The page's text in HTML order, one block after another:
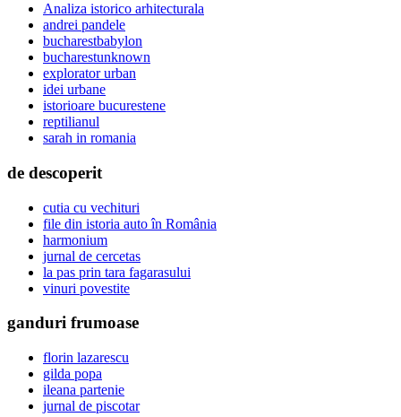
Analiza istorico arhitecturala
andrei pandele
bucharestbabylon
bucharestunknown
explorator urban
idei urbane
istorioare bucurestene
reptilianul
sarah in romania
de descoperit
cutia cu vechituri
file din istoria auto în România
harmonium
jurnal de cercetas
la pas prin tara fagarasului
vinuri povestite
ganduri frumoase
florin lazarescu
gilda popa
ileana partenie
jurnal de piscotar